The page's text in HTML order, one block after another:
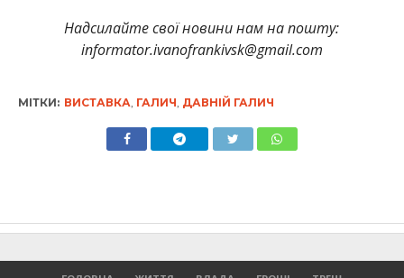
Надсилайте свої новини нам на пошту:
informator.ivanofrankivsk@gmail.com
МІТКИ: ВИСТАВКА, ГАЛИЧ, ДАВНІЙ ГАЛИЧ